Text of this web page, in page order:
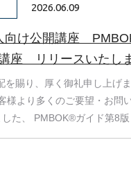
2026.06.09
向け公開講座
座 リリースいたし
を賜り、厚く御礼申し上げ
様より多くのご要望・お問
した、 PMBOK®ガイド第8